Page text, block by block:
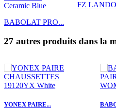
BABOLAT PRO...
FZ
27 autres produits dans la
YONEX PAIRE...